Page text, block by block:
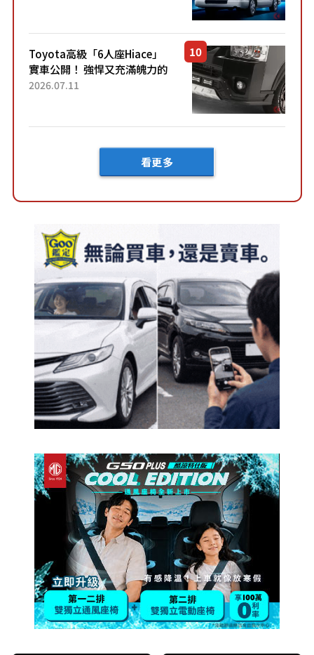
車？...
Toyota高級「6人座Hiace」
實車公開！ 強悍又充滿魄力的
「全黑設計」搭配特別「豪華
2026.07.11
看更多